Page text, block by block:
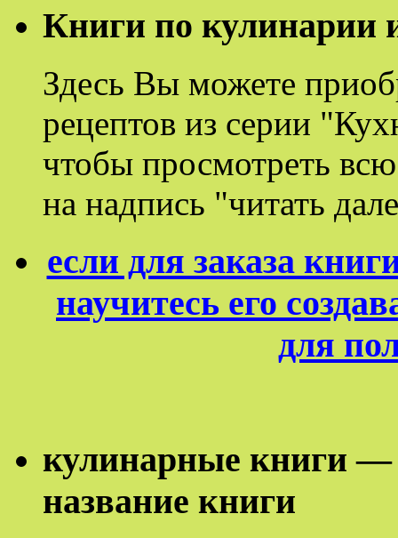
Книги по кулинарии
Здесь Вы можете
рецептов из серии
чтобы просмотреть
на надпись "читать
если для заказа
научитесь его
для
кулинарные книги —
название книги